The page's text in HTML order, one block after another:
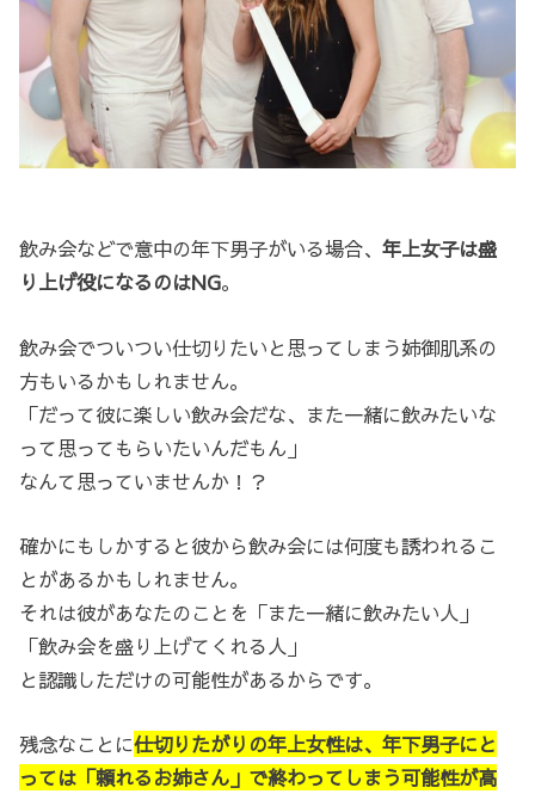
飲み会などで意中の年下男子がいる場合、年上女子は盛
り上げ役になるのはNG。
飲み会でついつい仕切りたいと思ってしまう姉御肌系の
方もいるかもしれません。
「だって彼に楽しい飲み会だな、また一緒に飲みたいな
って思ってもらいたいんだもん」
なんて思っていませんか！？
確かにもしかすると彼から飲み会には何度も誘われるこ
とがあるかもしれません。
それは彼があなたのことを「また一緒に飲みたい人」
「飲み会を盛り上げてくれる人」
と認識しただけの可能性があるからです。
残念なことに仕切りたがりの年上女性は、年下男子にと
っては「頼れるお姉さん」で終わってしまう可能性が高